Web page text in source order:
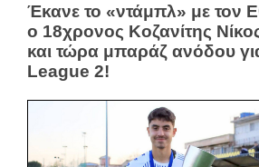
Έκανε το «ντάμπλ» με τον
ο 18χρονος Κοζανίτης
και τώρα μπαράζ ανόδου
League 2!